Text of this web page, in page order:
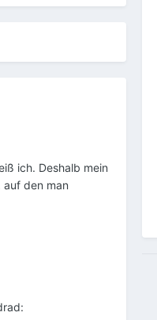
ich. Deshalb mein
den man